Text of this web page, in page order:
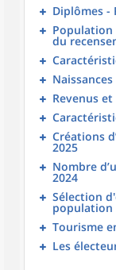
Diplômes -
Population
du
Revenus
Créations
2025
Nombre
2024
Sélection
population
Tourisme
Les